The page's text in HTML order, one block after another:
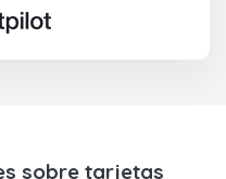
sobre tarjetas